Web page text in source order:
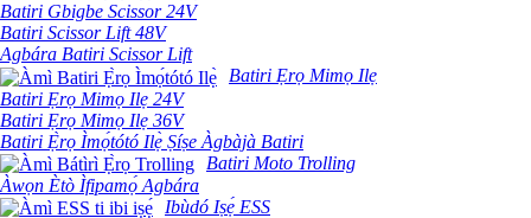
Batiri Gbigbe Scissor 24V
Batiri Scissor Lift 48V
Agbára Batiri Scissor Lift
Batiri Ẹrọ Mimọ Ilẹ
Batiri Ẹrọ Mimọ Ilẹ 24V
Batiri Ẹrọ Mimọ Ilẹ 36V
Batiri Ẹ̀rọ Ìmọ́tótó Ilẹ̀ Ṣíṣe Àgbàjà Batiri
Batiri Moto Trolling
Àwọn Ètò Ìfipamọ́ Agbára
Ibùdó Iṣẹ́ ESS